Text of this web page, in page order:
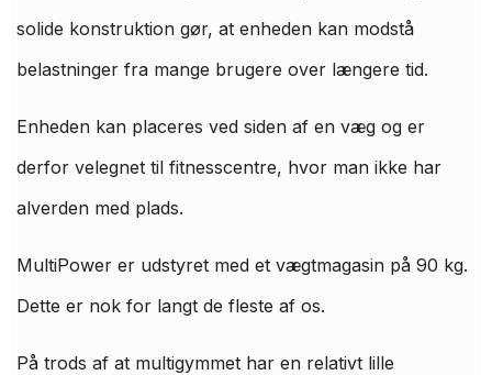
solide konstruktion gør, at enheden kan modstå
belastninger fra mange brugere over længere tid.
Enheden kan placeres ved siden af ​​en væg og er
derfor velegnet til fitnesscentre, hvor man ikke har
alverden med plads.
MultiPower er udstyret med et vægtmagasin på 90 kg.
Dette er nok for langt de fleste af os.
På trods af at multigymmet har en relativt lille